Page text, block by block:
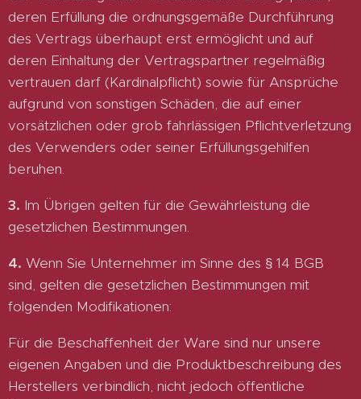
deren Erfüllung die ordnungsgemäße Durchführung
des Vertrags überhaupt erst ermöglicht und auf
deren Einhaltung der Vertragspartner regelmäßig
vertrauen darf (Kardinalpflicht) sowie für Ansprüche
aufgrund von sonstigen Schäden, die auf einer
vorsätzlichen oder grob fahrlässigen Pflichtverletzung
des Verwenders oder seiner Erfüllungsgehilfen
beruhen.
3. Im Übrigen gelten für die Gewährleistung die
gesetzlichen Bestimmungen.
4. Wenn Sie Unternehmer im Sinne des § 14 BGB
sind, gelten die gesetzlichen Bestimmungen mit
folgenden Modifikationen:
Für die Beschaffenheit der Ware sind nur unsere
eigenen Angaben und die Produktbeschreibung des
Herstellers verbindlich, nicht jedoch öffentliche